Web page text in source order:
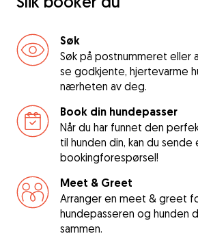
Søk
Søk på postnummeret eller
se godkjente, hjertevarme
nærheten av deg.
Book din hundepasser
Når du har funnet den
til hunden din, kan du sende
bookingforespørsel!
Meet & Greet
Arranger en meet & greet
hundepasseren og hunden
sammen.